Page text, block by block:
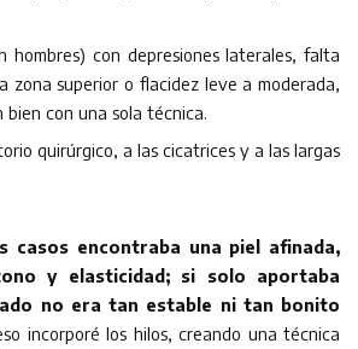
hombres) con depresiones laterales, falta
zona superior o flacidez leve a moderada,
bien con una sola técnica.
quirúrgico, a las cicatrices y a las largas
casos encontraba una piel afinada,
y elasticidad; si solo aportaba
no era tan estable ni tan bonito
incorporé los hilos, creando una técnica